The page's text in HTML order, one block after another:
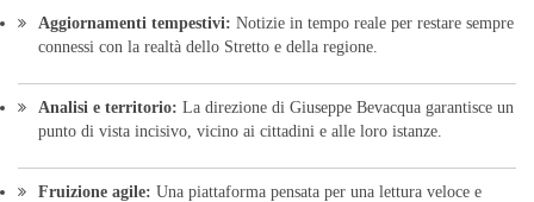
Aggiornamenti tempestivi: Notizie in tempo reale per restare sempre
connessi con la realtà dello Stretto e della regione.
Analisi e territorio: La direzione di Giuseppe Bevacqua garantisce un
punto di vista incisivo, vicino ai cittadini e alle loro istanze.
Fruizione agile: Una piattaforma pensata per una lettura veloce e